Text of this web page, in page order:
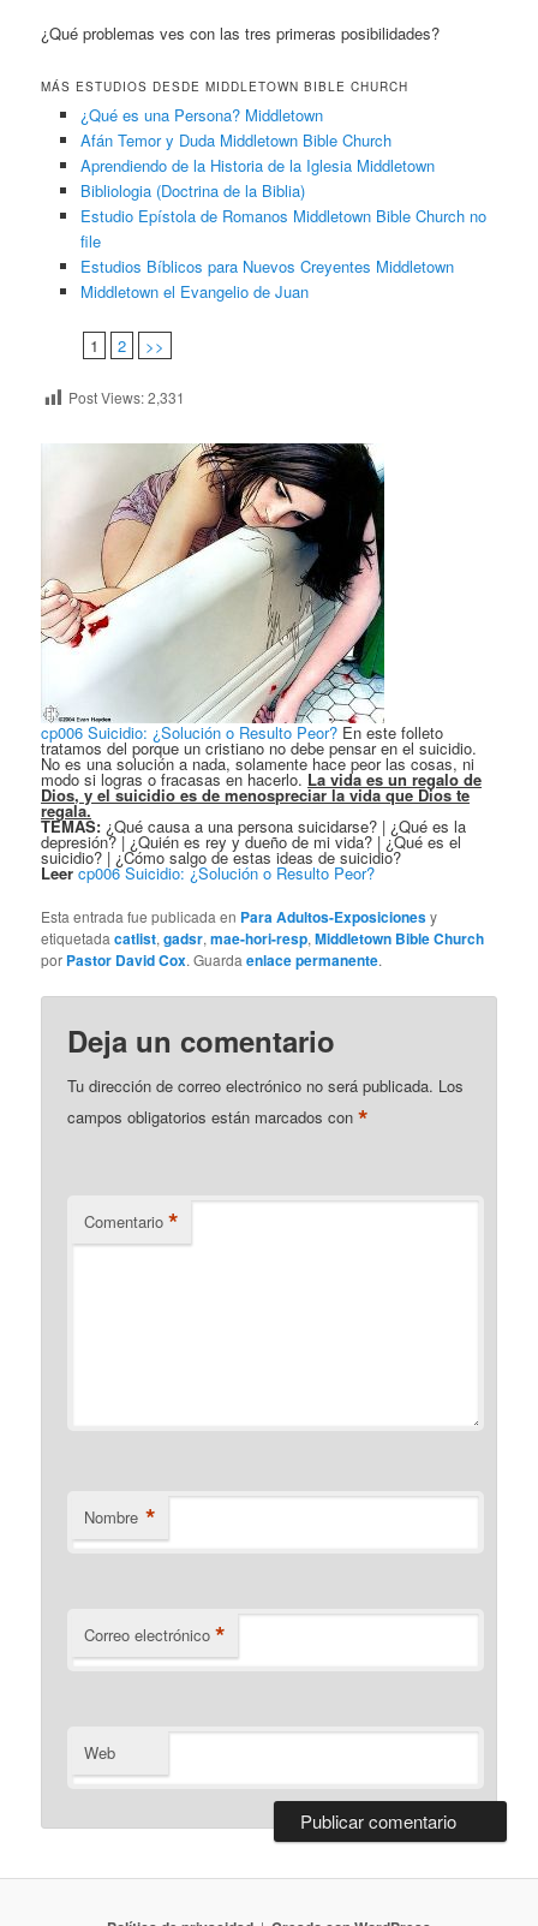
¿Qué problemas ves con las tres primeras posibilidades?
MÁS ESTUDIOS DESDE MIDDLETOWN BIBLE CHURCH
¿Qué es una Persona? Middletown
Afán Temor y Duda Middletown Bible Church
Aprendiendo de la Historia de la Iglesia Middletown
Bibliologia (Doctrina de la Biblia)
Estudio Epístola de Romanos Middletown Bible Church no
file
Estudios Bíblicos para Nuevos Creyentes Middletown
Middletown el Evangelio de Juan
1 2 >>
Post Views:2,331
cp006 Suicidio: ¿Solución o Resulto Peor? En este folleto
tratamos del porque un cristiano no debe pensar en el suicidio.
No es una solución a nada, solamente hace peor las cosas, ni
modo si logras o fracasas en hacerlo. La vida es un regalo de
Dios, y el suicidio es de menospreciar la vida que Dios te
regala.
TEMAS: ¿Qué causa a una persona suicidarse? | ¿Qué es la
depresión? | ¿Quién es rey y dueño de mi vida? | ¿Qué es el
suicidio? | ¿Cómo salgo de estas ideas de suicidio?
Leer cp006 Suicidio: ¿Solución o Resulto Peor?
Esta entrada fue publicada en Para Adultos-Exposicionesy
etiquetadacatlist,gadsr,mae-hori-resp,Middletown Bible Church
por Pastor David Cox. Guardaenlace permanente.
Deja un comentario
Tu dirección de correo electrónico no será publicada. Los
campos obligatorios están marcados con*
Comentario *
Nombre *
Correo electrónico *
Web